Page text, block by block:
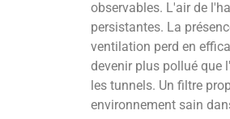
observables. L'air de
persistantes. La
ventilation perd en
devenir plus pollué que
les tunnels. Un filtre
environnement sain